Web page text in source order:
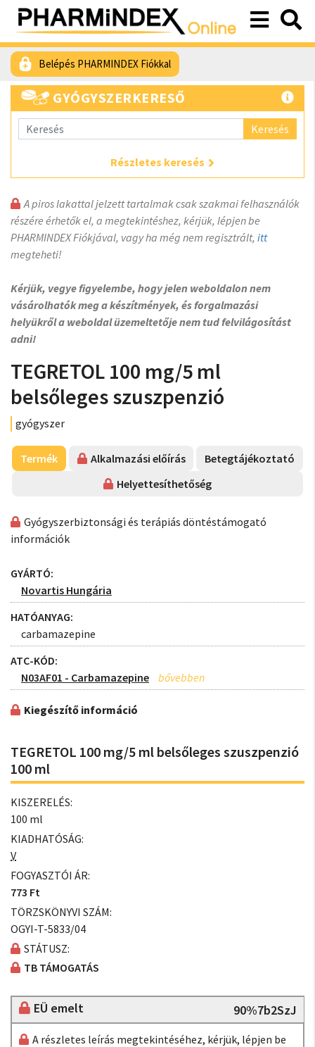
Belépés PHARMINDEX Fiókkal
GYÓGYSZERKERESŐ
Keresés
Részletes keresés
A piros lakattal jelzett tartalmak csak szakmai felhasználók
részére érhetők el, a megtekintéshez, kérjük, lépjen be
PHARMINDEX Fiókjával, vagy ha még nem regisztrált, itt
megteheti!
Kérjük, vegye figyelembe, hogy jelen weboldalon nem
vásárolhatók meg a készítmények, és forgalmazási
helyükről a weboldal üzemeltetője nem tud felvilágosítást
adni!
TEGRETOL 100 mg/5 ml
belsőleges szuszpenzió
gyógyszer
Termék Alkalmazási előírás
Betegtájékoztató
Helyettesíthetőség
Gyógyszerbiztonsági és terápiás döntéstámogató
információk
GYÁRTÓ:
Novartis Hungária
HATÓANYAG:
carbamazepine
ATC-KÓD:
N03AF01 - Carbamazepine
Kiegészítő információ
TEGRETOL 100 mg/5 ml belsőleges szuszpenzió
100 ml
KISZERELÉS:
100 ml
KIADHATÓSÁG:
V
FOGYASZTÓI ÁR:
773 Ft
TÖRZSKÖNYVI SZÁM:
OGYI-T-5833/04
STÁTUSZ:
TB TÁMOGATÁS
EÜ emelt 90%7b2SzJ
A részletes leírás megtekintéséhez, kérjük, lépjen be